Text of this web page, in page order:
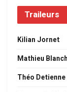
Traileurs
Kilian Jornet
Mathieu
Théo Detienne